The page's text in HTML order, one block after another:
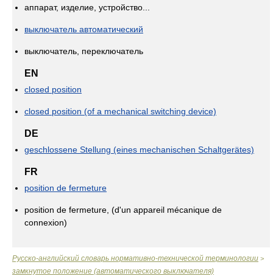
аппарат, изделие, устройство...
выключатель автоматический
выключатель, переключатель
EN
closed position
closed position (of a mechanical switching device)
DE
geschlossene Stellung (eines mechanischen Schaltgerätes)
FR
position de fermeture
position de fermeture, (d'un appareil mécanique de
connexion)
Русско-английский словарь нормативно-технической терминологии >
замкнутое положение (автоматического выключателя)